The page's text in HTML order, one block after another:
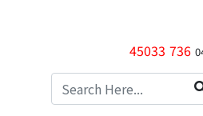
45033 736